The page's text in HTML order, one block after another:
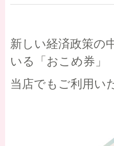
新しい経済政策の
いる「おこめ券」
当店でもご利用い